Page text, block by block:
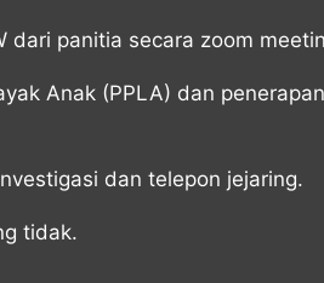
dari panitia secara zoom
Anak (PPLA) dan
dan telepon jejaring.
tidak.